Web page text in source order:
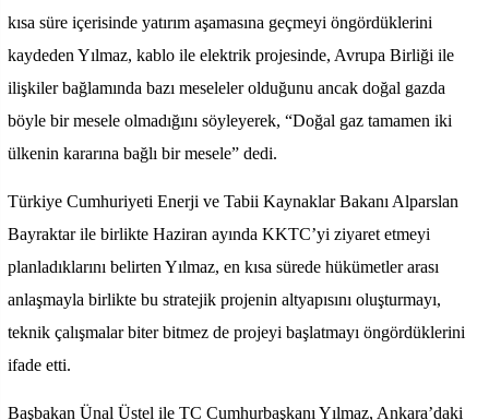
kısa süre içerisinde yatırım aşamasına geçmeyi öngördüklerini
kaydeden Yılmaz, kablo ile elektrik projesinde, Avrupa Birliği ile
ilişkiler bağlamında bazı meseleler olduğunu ancak doğal gazda
böyle bir mesele olmadığını söyleyerek, “Doğal gaz tamamen iki
ülkenin kararına bağlı bir mesele” dedi.
Türkiye Cumhuriyeti Enerji ve Tabii Kaynaklar Bakanı Alparslan
Bayraktar ile birlikte Haziran ayında KKTC’yi ziyaret etmeyi
planladıklarını belirten Yılmaz, en kısa sürede hükümetler arası
anlaşmayla birlikte bu stratejik projenin altyapısını oluşturmayı,
teknik çalışmalar biter bitmez de projeyi başlatmayı öngördüklerini
ifade etti.
Başbakan Ünal Üstel ile TC Cumhurbaşkanı Yılmaz, Ankara’daki